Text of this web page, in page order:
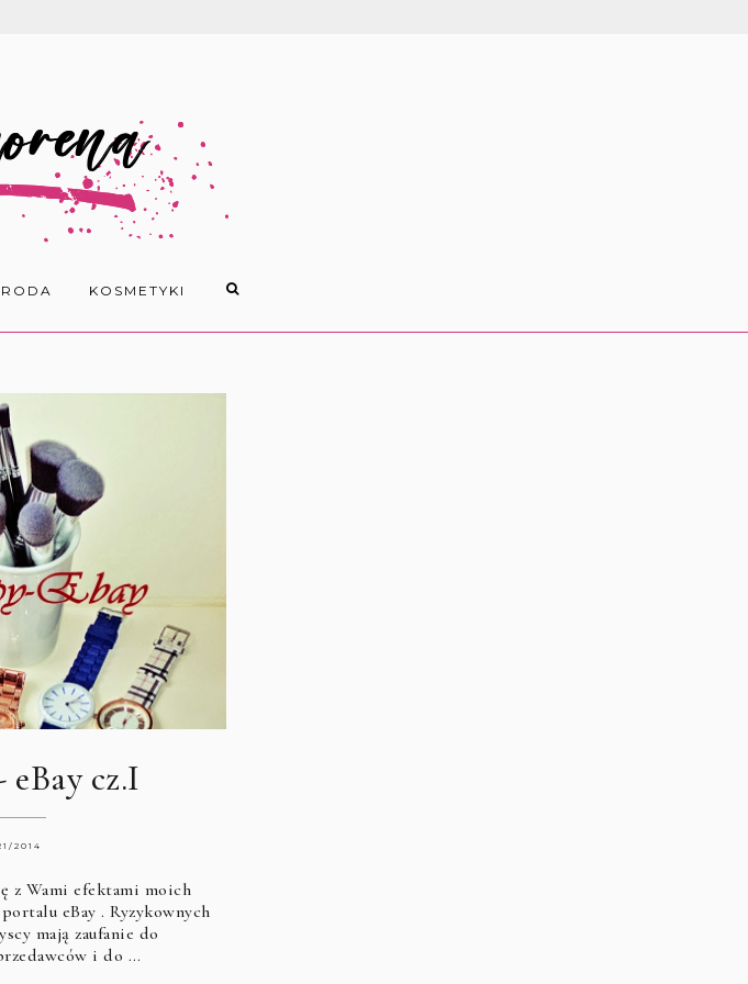
KOSMETYKI
cz.I
2014
z Wami efektami moich
portalu eBay . Ryzykownych
mają zaufanie do
i do …